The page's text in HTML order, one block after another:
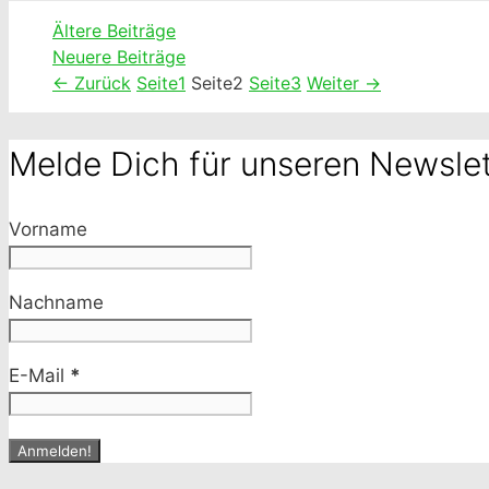
Ältere Beiträge
Neuere Beiträge
← Zurück Seite1 Seite2 Seite3 Weiter →
Melde Dich für unseren
Vorname
Nachname
E-Mail *